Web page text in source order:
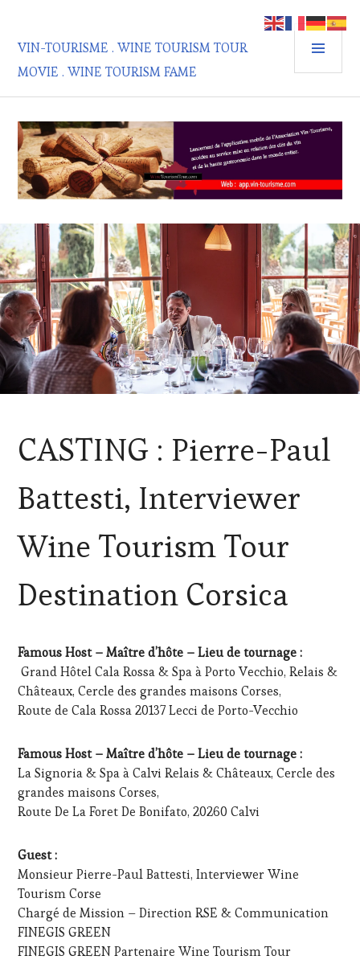
contenu
principal
VIN-TOURISME . WINE TOURISM TOUR
MOVIE . WINE TOURISM FAME
CLUB
TASTING
VOUCHER,
DOMAINE
VITICOLE,
VIN
TOURISME,
CLÉS
DU
VIN
ET
DE
HAUTE
GASTRONOMIE
FRANÇAISE
GUEST,
INVITATIONS
DÉGUSTATIONS,
WINE
TASTING,
MÉDIAS,
PRESSE
ÉCRITE,
RADIO,
TV,
CASTING : Pierre-Paul
Battesti, Interviewer
Wine Tourism Tour
Destination Corsica
Famous Host – Maître d’hôte – Lieu de tournage :
Grand Hôtel Cala Rossa & Spa à Porto Vecchio, Relais &
Châteaux, Cercle des grandes maisons Corses,
Route de Cala Rossa 20137 Lecci de Porto-Vecchio
Famous Host – Maître d’hôte – Lieu de tournage :
La Signoria & Spa à Calvi Relais & Châteaux, Cercle des
grandes maisons Corses,
Route De La Foret De Bonifato, 20260 Calvi
Guest :
Monsieur Pierre-Paul Battesti, Interviewer Wine
Tourism Corse
Chargé de Mission – Direction RSE & Communication
FINEGIS GREEN
FINEGIS GREEN Partenaire Wine Tourism Tour